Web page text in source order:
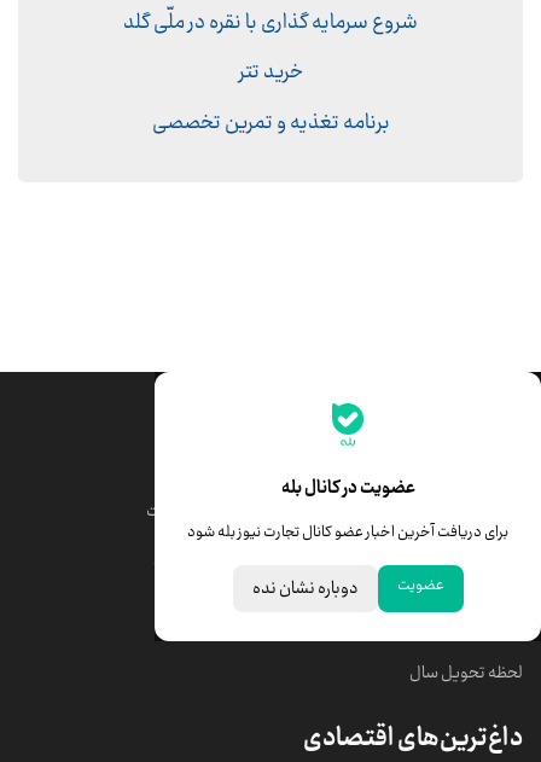
شروع سرمایه گذاری با نقره در ملّی گلد
خرید تتر
برنامه تغذیه و تمرین تخصصی
عضویت در کانال بله
برای دریافت آخرین اخبار عضو کانال تجارت نیوز بله شود
عضویت دوباره نشان نده
جدیدترین قیمت‌ها
قیمت درهم امارات
خبرهای مهم
لحظه تحویل سال
داغ‌ترین‌های اقتصادی